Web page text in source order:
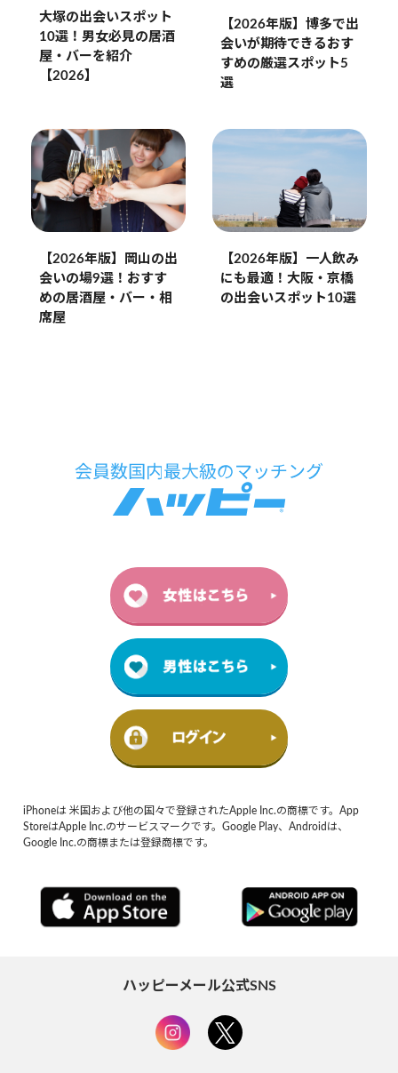
大塚の出会いスポット
10選！男女必見の居酒
屋・バーを紹介
【2026】
【2026年版】博多で出
会いが期待できるおす
すめの厳選スポット5
選
【2026年版】岡山の出
会いの場9選！おすす
めの居酒屋・バー・相
席屋
【2026年版】一人飲み
にも最適！大阪・京橋
の出会いスポット10選
iPhoneは 米国および他の国々で登録されたApple Inc.の商標です。App
StoreはApple Inc.のサービスマークです。Google Play、Androidは、
Google Inc.の商標または登録商標です。
ハッピーメール公式SNS